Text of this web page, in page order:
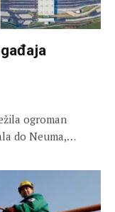
ogroman
do Neuma,…